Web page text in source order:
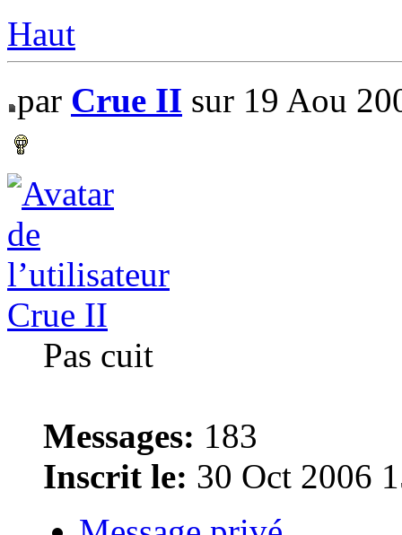
Haut
par Crue II sur 19 Aou
Crue II
Pas cuit
Messages: 183
Inscrit le: 30 Oct 2006